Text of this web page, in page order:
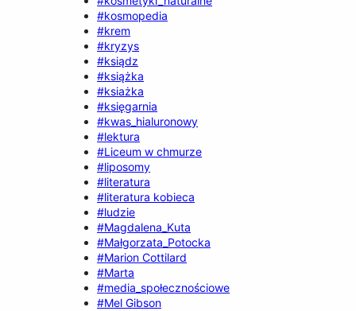
#kosmopedia
#krem
#kryzys
#ksiądz
#książka
#ksiażka
#księgarnia
#kwas_hialuronowy
#lektura
#Liceum w chmurze
#liposomy
#literatura
#literatura kobieca
#ludzie
#Magdalena_Kuta
#Małgorzata_Potocka
#Marion Cottilard
#Marta
#media_społecznościowe
#Mel Gibson